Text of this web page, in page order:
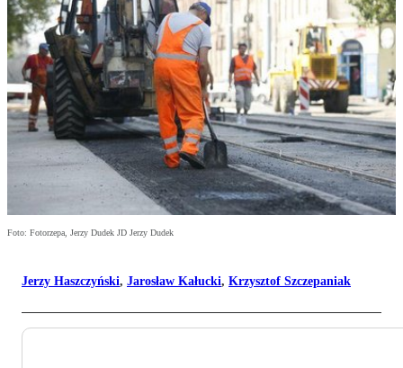
Foto: Fotorzepa, Jerzy Dudek JD Jerzy Dudek
Jerzy Haszczyński, Jarosław Kałucki, Krzysztof Szczepaniak